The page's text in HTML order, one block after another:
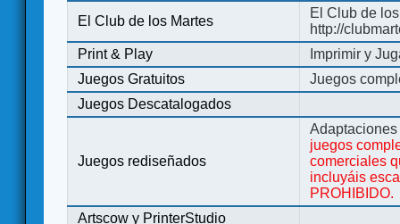
El Club de los Martes
El Club de
http://
Print & Play
Imprimir y
Juegos Gratuitos
Juegos
Juegos Descatalogados
Juegos rediseñados
juegos
comerciales
incluyáis
PROHIBIDO.
Artscow y PrinterStudio